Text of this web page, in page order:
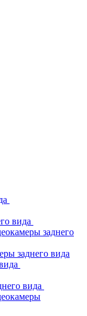
вида
заднего
заднего вида
вида